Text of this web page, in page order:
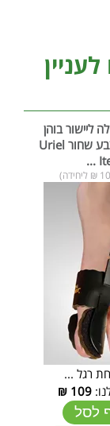
ליישור בוהן
ברגל שמאל צבע שחור Uriel
רגל ...
109
₪
לסל